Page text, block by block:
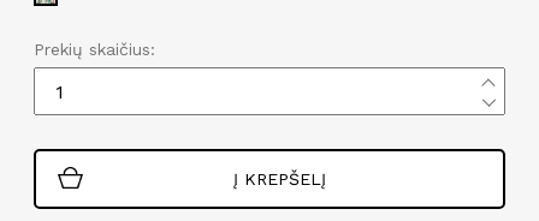
Prekių skaičius:
Į KREPŠELĮ